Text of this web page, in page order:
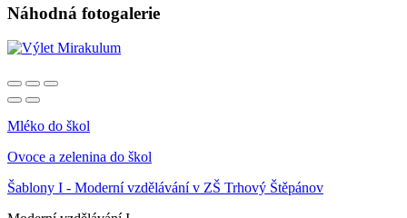
Náhodná fotogalerie
Mléko do škol
Ovoce a zelenina do škol
Šablony I - Moderní vzdělávání v ZŠ Trhový Štěpánov